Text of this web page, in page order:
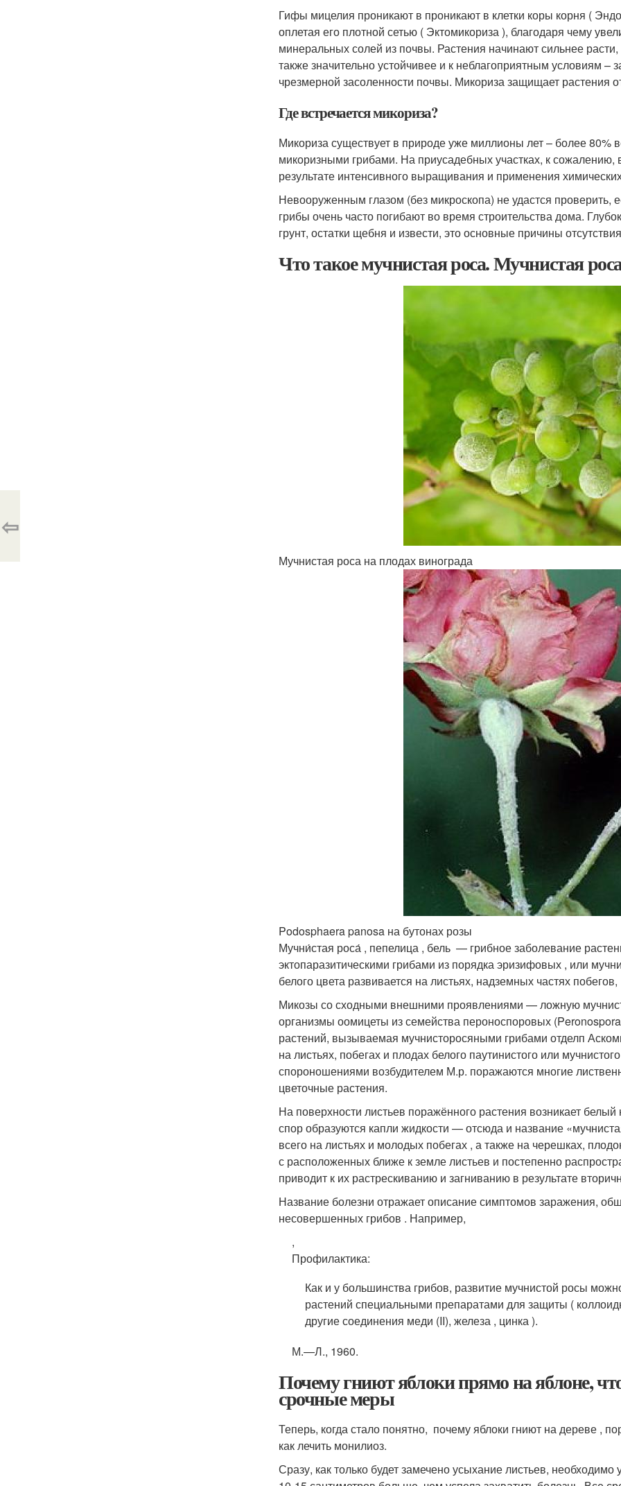
Гифы мицелия проникают в проникают в клетки коры корня (
оплетая его плотной сетью ( Эктомикориза ), благодаря чему
минеральных солей из почвы. Растения начинают сильнее
также значительно устойчивее и к неблагоприятным условиям
чрезмерной засоленности почвы. Микориза защищает растения
Где встречается микориза?
Микориза существует в природе уже миллионы лет – более 80%
микоризными грибами. На приусадебных участках, к сожалению,
результате интенсивного выращивания и применения
Невооруженным глазом (без микроскопа) не удастся проверить,
грибы очень часто погибают во время строительства дома.
грунт, остатки щебня и извести, это основные причины
Что такое мучнистая роса. Мучнистая
Мучнистая роса на плодах винограда
Podosphaera panosa на бутонах розы
Мучни́стая роса́ , пепелица , бель — грибное заболевание
эктопаразитическими грибами из порядка эризифовых , или
белого цвета развивается на листьях, надземных частях
Микозы со сходными внешними проявлениями — ложную
организмы оомицеты из семейства пероноспоровых
растений, вызываемая мучнисторосяными грибами отделп
на листьях, побегах и плодах белого паутинистого или
спороношениями возбудителем М.р. поражаются многие
цветочные растения.
На поверхности листьев поражённого растения возникает
спор образуются капли жидкости — отсюда и название
всего на листьях и молодых побегах , а также на черешках,
с расположенных ближе к земле листьев и постепенно
приводит к их растрескиванию и загниванию в результате
Название болезни отражает описание симптомов заражения,
несовершенных грибов . Например,
,
Профилактика:
Как и у большинства грибов, развитие мучнистой росы
растений специальными препаратами для защиты (
другие соединения меди (II), железа , цинка ).
М.—Л., 1960.
Почему гниют яблоки прямо на яблоне,
срочные меры
Теперь, когда стало понятно, почему яблоки гниют на дереве ,
как лечить монилиоз.
Сразу, как только будет замечено усыхание листьев,
⇦